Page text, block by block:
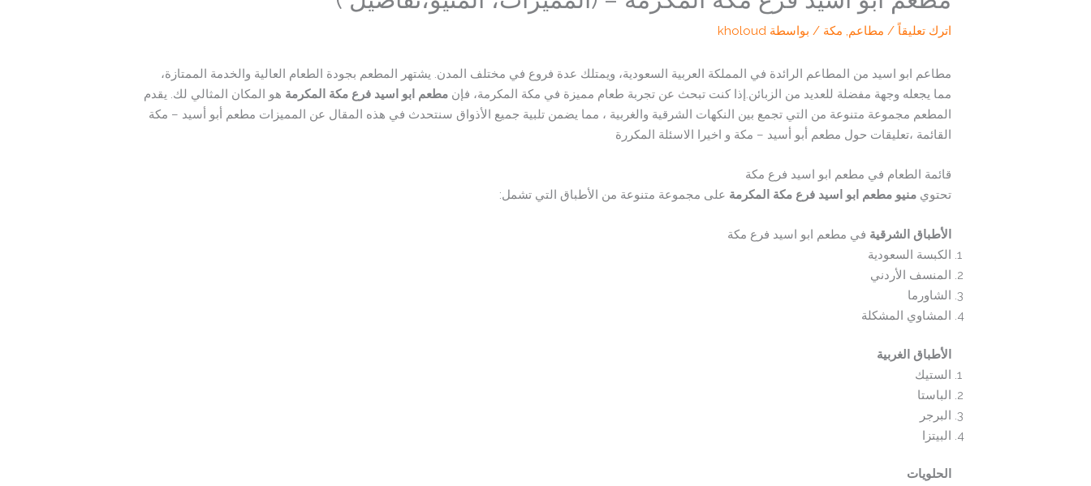
اترك تعليقاً / مطاعم, مكة / بواسطة kholoud
مطاعم ابو اسيد من المطاعم الرائدة في المملكة العربية السعودية، ويمتلك عدة فروع في مختلف المدن. يشتهر المطعم بجودة الطعام العالية والخدمة الممتازة،
مما يجعله وجهة مفضلة للعديد من الزبائن.إذا كنت تبحث عن تجربة طعام مميزة في مكة المكرمة، فإنمطعم ابو اسيد فرع مكة المكرمة هو المكان المثالي لك. يقدم
المطعم مجموعة متنوعة من التي تجمع بين النكهات الشرقية والغربية ، مما يضمن تلبية جميع الأذواق سنتحدث في هذه المقال عن المميزات مطعم أبو أسيد – مكة
القائمة ،تعليقات حول مطعم أبو أسيد – مكة و اخيرا الاسئلة المكررة
قائمة الطعام في مطعم ابو اسيد فرع مكة
تحتوي منيو مطعم ابو اسيد فرع مكة المكرمة على مجموعة متنوعة من الأطباق التي تشمل:
الأطباق الشرقية في مطعم ابو اسيد فرع مكة
الكبسة السعودية
المنسف الأردني
الشاورما
المشاوي المشكلة
الأطباق الغربية
الستيك
الباستا
البرجر
البيتزا
الحلويات